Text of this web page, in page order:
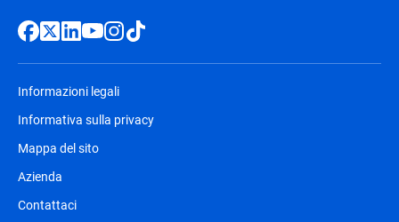
Informazioni legali
Informativa sulla privacy
Mappa del sito
Azienda
Contattaci